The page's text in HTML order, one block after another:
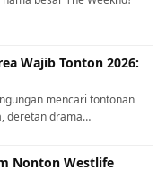
Wajib Tonton 2026:
mencari tontonan
deretan drama…
Nonton Westlife